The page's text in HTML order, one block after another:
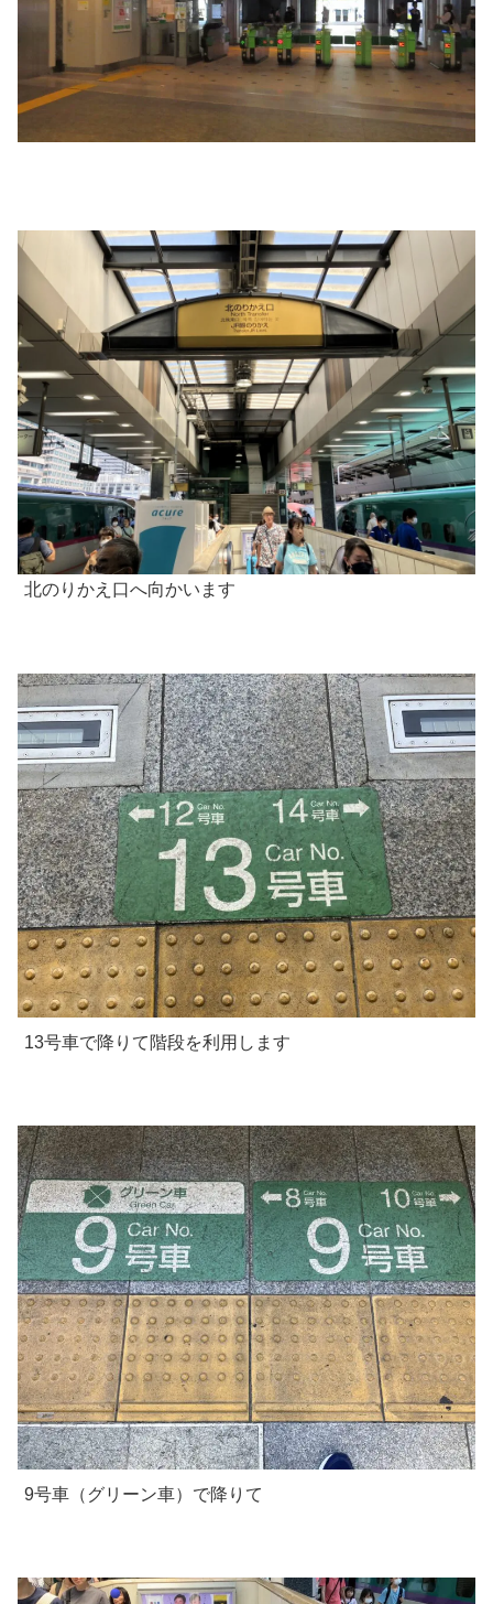
北のりかえ口へ向かいます
13号車で降りて階段を利用します
9号車（グリーン車）で降りて